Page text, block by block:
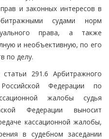
и законных интересов в
судами норм
права, а также
и необъективную, по его
по делу.
291.6 Арбитражного
Федерации по
жалобы судья
Федерации выносит
кассационной жалобы,
в судебном заседании